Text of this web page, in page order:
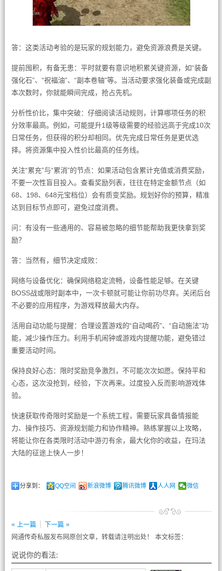
答：这类活动考验的是玩家的规划能力，避免资源浪费是关键。
提前囤积，有备无患：平时就要有意识地积累关键资源，如“装备
强化石”、“祝福油”、“副本卷轴”等。当活动要求强化装备或完成副
本次数时，你就能瞬间完成，抢占先机。
分析性价比，集中突破：仔细阅读活动规则，计算哪项任务的积
分效率最高。例如，可能提升1级等级需要的经验远高于完成10次
日常任务，但获得的积分却相同。优先完成日常任务是更优选
择。将资源集中投入性价比最高的任务线。
关注“累充”与“累消”的节点：如果活动包含累计充值或消费奖励，
不要一次性盲目投入。查看奖励列表，往往在特定金额节点（如
68、198、648元宝档位）会有质变奖励。规划好你的预算，精准
达到目标节点即可，避免过度消费。
问：有没有一些通用的、容易被忽略的细节能帮助我更快拿到奖
励？
答：当然有，细节决定成败：
网络与设备优化：确保网络稳定流畅，设备性能足够。在关键
BOSS战或限时副本中，一次卡顿就可能让你前功尽弃。关闭后台
不必要的应用程序，为游戏释放最大内存。
活用自动功能与提醒：合理设置游戏的“自动喝药”、“自动施法”功
能，减少操作压力。利用手机闹钟或游戏内提醒功能，避免错过
重要活动时间。
保持良好心态：限时奖励竞争激烈，不可能次次如愿。保持平和
心态，这次没抢到，经验，下次再来。过度投入反而影响游戏体
验。
快速获取传奇限时奖励是一个系统工程，需要玩家具备情报能
力、操作技巧、资源规划能力和协作精神。熟练掌握以上攻略，
将能让你在各类限时活动中游刃有余，最大化你的收益，在玛法
大陆的征途上快人一步！
分享到： QQ空间 新浪微博 腾讯微博 人人网 微信
« 上一篇
下一篇 »
网通传奇私服发布网原创文章，转载请注明出处！ 本文标签：
说说你的看法: